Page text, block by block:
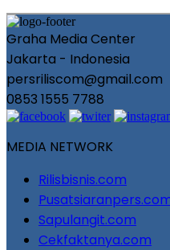
Graha Media Center
Jakarta - Indonesia
persriliscom@gmail.com
0853 1555 7788
MEDIA NETWORK
Rilisbisnis.com
Sapulangit.com
Cekfaktanya.com